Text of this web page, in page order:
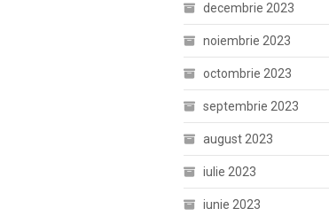
decembrie 2023
noiembrie 2023
octombrie 2023
septembrie 2023
august 2023
iulie 2023
iunie 2023